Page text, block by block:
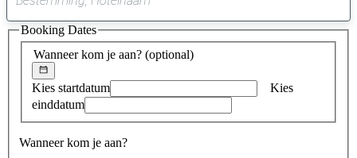
suggestie
gevonden
Wanneer kom je aan? (optional)
Kies startdatum
Kies
einddatum
Wanneer kom je aan?
Booking Dates